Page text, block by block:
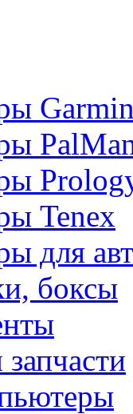
Tenex
для
боксы